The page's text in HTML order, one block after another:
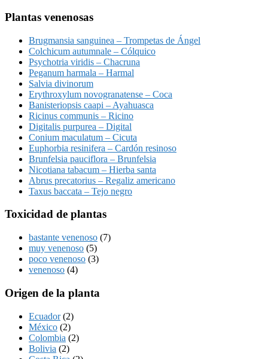
Plantas venenosas
Brugmansia sanguinea – Trompetas de Ángel
Colchicum autumnale – Cólquico
Psychotria viridis – Chacruna
Peganum harmala – Harmal
Salvia divinorum
Erythroxylum novogranatense – Coca
Banisteriopsis caapi – Ayahuasca
Ricinus communis – Ricino
Digitalis purpurea – Digital
Conium maculatum – Cicuta
Euphorbia resinifera – Cardón resinoso
Brunfelsia pauciflora – Brunfelsia
Nicotiana tabacum – Hierba santa
Abrus precatorius – Regaliz americano
Taxus baccata – Tejo negro
Toxicidad de plantas
bastante venenoso (7)
muy venenoso (5)
poco venenoso (3)
venenoso (4)
Origen de la planta
Ecuador(2)
México (2)
Colombia (2)
Bolivia (2)